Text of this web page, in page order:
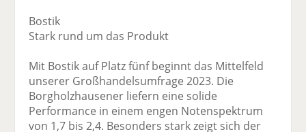
Bostik
Stark rund um das Produkt
Mit Bostik auf Platz fünf beginnt das Mittelfeld
unserer Großhandelsumfrage 2023. Die
Borgholzhausener liefern eine solide
Performance in einem engen Notenspektrum
von 1,7 bis 2,4. Besonders stark zeigt sich der